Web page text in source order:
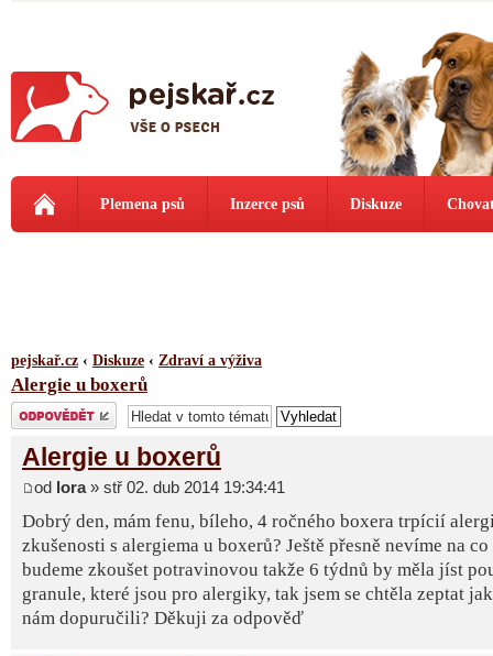
Plemena psů Inzerce psů Diskuze
pejskař.cz ‹ Diskuze ‹ Zdraví a výživa
Alergie u boxerů
Odeslat odpověď
Alergie u boxerů
od lora» stř 02. dub 2014 19:34:41
Dobrý den, mám fenu, bíleho, 4 ročného boxera trpícií
zkušenosti s alergiema u boxerů? Ještě přesně nevíme na
budeme zkoušet potravinovou takže 6 týdnů by měla jíst
granule, které jsou pro alergiky, tak jsem se chtěla zeptat
nám dopuručili? Děkuji za odpověď